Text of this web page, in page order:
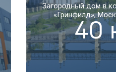
Загородный дом в
«Гринфилд»,
40